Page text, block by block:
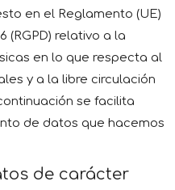
en el Reglamento (UE)
(RGPD) relativo a la
en lo que respecta al
y a la libre circulación
se facilita
de datos que hacemos
de carácter